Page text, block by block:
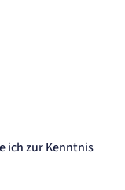
ich zur Kenntnis